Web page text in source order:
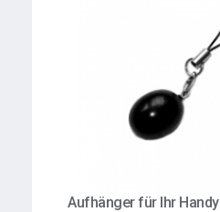
Aufhänger für Ihr Handy